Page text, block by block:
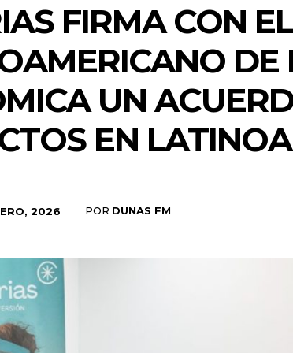
FIRMA CON
DE
UN
EN
2026 POR DUNAS FM